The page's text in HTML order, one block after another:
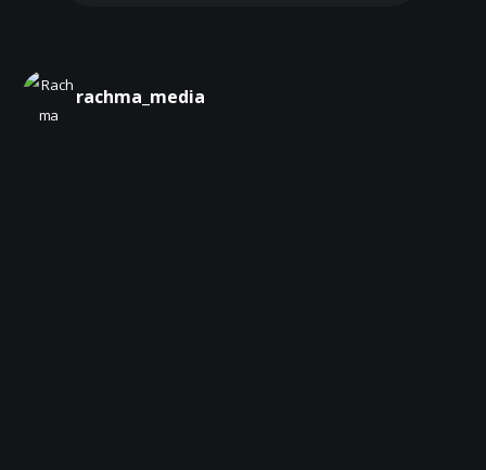
rachma_media